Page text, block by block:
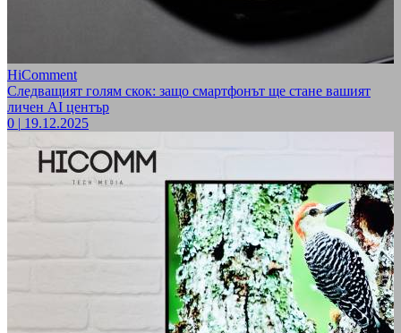
HiComment
Следващият голям скок: защо смартфонът ще стане вашият
личен AI център
0 | 19.12.2025